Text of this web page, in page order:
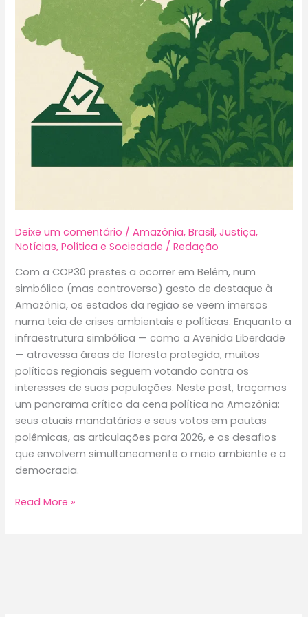
gênero
Deixe um comentário /Amazônia,Brasil,Justiça,
Notícias,Política e Sociedade /Redação
Com a COP30 prestes a ocorrer em Belém, num
simbólico (mas controverso) gesto de destaque à
Amazônia, os estados da região se veem imersos
numa teia de crises ambientais e políticas. Enquanto a
infraestrutura simbólica — como a Avenida Liberdade
— atravessa áreas de floresta protegida, muitos
políticos regionais seguem votando contra os
interesses de suas populações. Neste post, traçamos
um panorama crítico da cena política na Amazônia:
seus atuais mandatários e seus votos em pautas
polêmicas, as articulações para 2026, e os desafios
que envolvem simultaneamente o meio ambiente e a
democracia.
Eleições
Read More »